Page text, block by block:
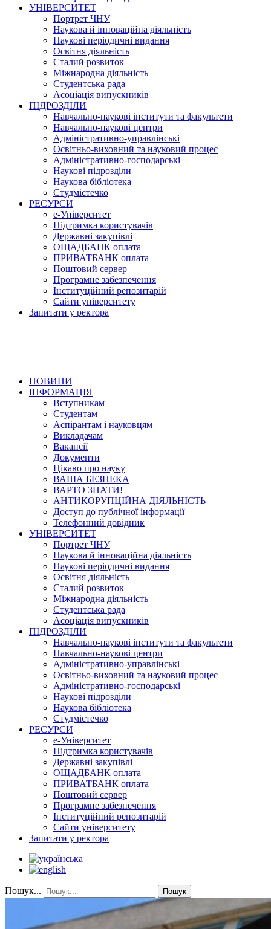
УНІВЕРСИТЕТ
Портрет ЧНУ
Наукова й інноваційна діяльність
Наукові періодичні видання
Освітня діяльність
Сталий розвиток
Міжнародна діяльність
Студентська рада
Асоціація випускників
ПІДРОЗДІЛИ
Навчально-наукові інститути та факультети
Навчально-наукові центри
Адміністративно-управлінські
Освітньо-виховний та науковий процес
Адміністративно-господарські
Наукові підрозділи
Наукова бібліотека
Студмістечко
РЕСУРСИ
е-Університет
Підтримка користувачів
Державні закупівлі
ОЩАДБАНК оплата
ПРИВАТБАНК оплата
Поштовий сервер
Програмне забезпечення
Інституційний репозитарій
Сайти університету
Запитати у ректора
НОВИНИ
ІНФОРМАЦІЯ
Вступникам
Студентам
Аспірантам і науковцям
Викладачам
Вакансії
Документи
Цікаво про науку
ВАША БЕЗПЕКА
ВАРТО ЗНАТИ!
АНТИКОРУПЦІЙНА ДІЯЛЬНІСТЬ
Доступ до публічної інформації
Телефонний довідник
УНІВЕРСИТЕТ
Портрет ЧНУ
Наукова й інноваційна діяльність
Наукові періодичні видання
Освітня діяльність
Сталий розвиток
Міжнародна діяльність
Студентська рада
Асоціація випускників
ПІДРОЗДІЛИ
Навчально-наукові інститути та факультети
Навчально-наукові центри
Адміністративно-управлінські
Освітньо-виховний та науковий процес
Адміністративно-господарські
Наукові підрозділи
Наукова бібліотека
Студмістечко
РЕСУРСИ
е-Університет
Підтримка користувачів
Державні закупівлі
ОЩАДБАНК оплата
ПРИВАТБАНК оплата
Поштовий сервер
Програмне забезпечення
Інституційний репозитарій
Сайти університету
Запитати у ректора
Пошук... Пошук